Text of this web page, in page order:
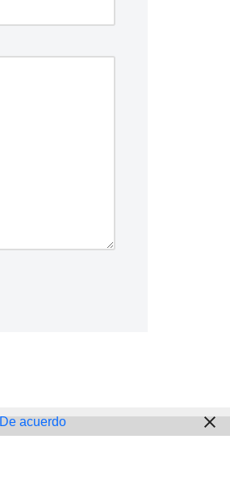
De acuerdo